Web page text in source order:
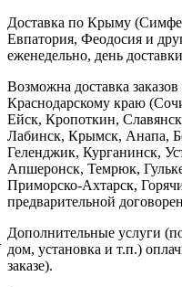
Доставка по Крыму
Евпатория, Феодосия и
еженедельно, день
Возможна доставка
Краснодарскому краю
Ейск, Кропоткин,
Лабинск, Крымск, Анапа,
Геленджик, Курганинск,
Апшеронск, Темрюк,
Приморско-Ахтарск,
предварительной
Дополнительные услуги
дом, установка и т.п.)
заказе).